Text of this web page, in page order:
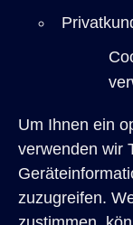
Um Ihnen ein
verwenden wir
zuzugreifen.
Kontakt